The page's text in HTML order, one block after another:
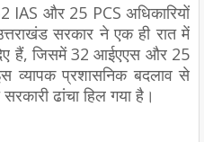
IAS और 25 PCS अधिकारियों
सरकार ने एक ही रात में
हैं, जिसमें 32 आईएएस और 25
व्यापक प्रशासनिक बदलाव से
ढांचा हिल गया है।